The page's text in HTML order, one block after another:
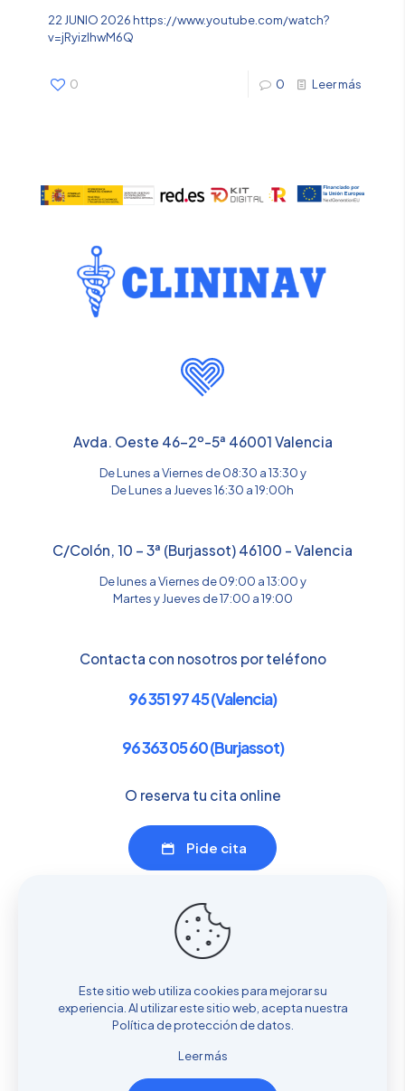
22 JUNIO 2026 https://www.youtube.com/watch?
v=jRyizIhwM6Q
0 0 Leer más
Avda. Oeste 46-2º-5ª 46001 Valencia
De Lunes a Viernes de 08:30 a 13:30 y
De Lunes a Jueves 16:30 a 19:00h
C/Colón, 10 – 3ª (Burjassot) 46100 - Valencia
De lunes a Viernes de 09:00 a 13:00 y
Martes y Jueves de 17:00 a 19:00
Contacta con nosotros por teléfono
96 351 97 45 (Valencia)
96 363 05 60 (Burjassot)
O reserva tu cita online
Pide cita
Enlaces de interés
Servicios
Dónde estamos
Cita previa
Este sitio web utiliza cookies para mejorar su
experiencia. Al utilizar este sitio web, acepta nuestra
Política de protección de datos
Leer más